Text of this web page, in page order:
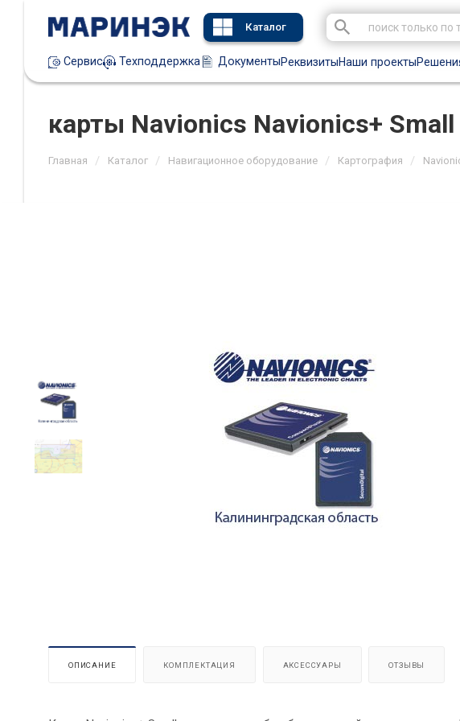
Каталог
Сервис Техподдержка ДокументыРеквизитыНаши проекты
карты Navionics Navionics+
Главная / Каталог / Навигационное оборудование / Картография /
ОПИСАНИЕ КОМПЛЕКТАЦИЯ АКСЕССУАРЫ ОТЗЫВЫ